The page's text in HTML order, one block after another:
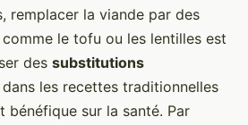
remplacer la viande par des
le tofu ou les lentilles est
des substitutions
dans les recettes traditionnelles
bénéfique sur la santé. Par